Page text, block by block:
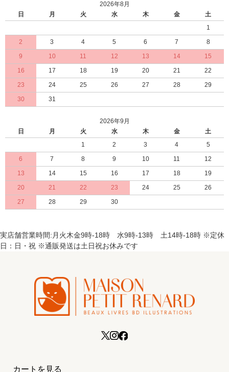
2026年8月
日
月 火 水 木 金
土
1
2
3 4 5 6 7
8
9
10 11 12 13 14
15
16
17 18 19 20 21
22
23
24 25 26 27 28
29
30
31
2026年9月
日
月 火 水 木 金
土
1
2 3 4
5
6
7 8 9 10 11
12
13
14 15 16 17 18
19
20
21 22 23 24 25
26
27
28 29 30
実店舗営業時間:月火木金9時-18時 水9時-13時 土14時-18時 ※定休
日：日・祝 ※通販発送は土日祝お休みです
カートを見る